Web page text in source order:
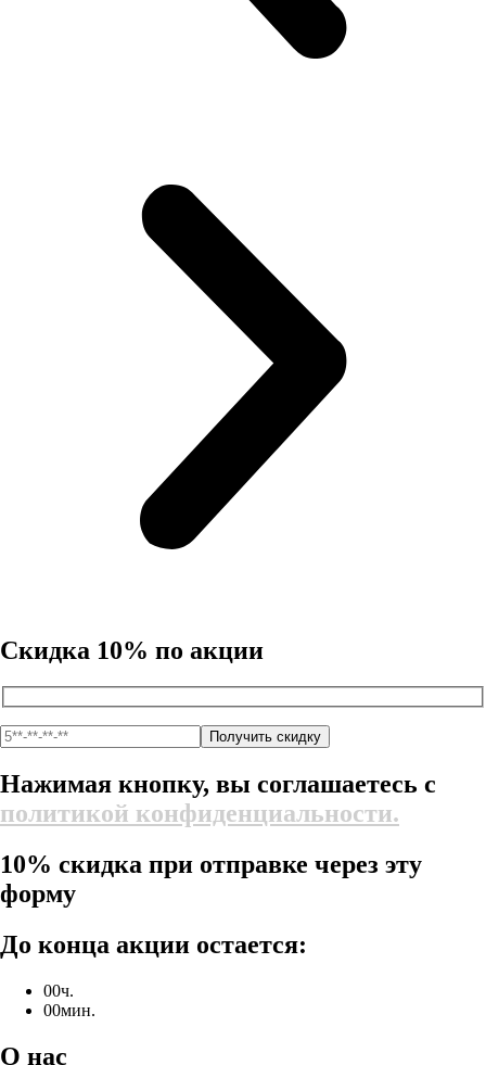
Скидка 10% по акции
Нажимая кнопку, вы соглашаетесь с
политикой конфиденциальности.
10% скидка при отправке через эту
форму
До конца акции остается:
00ч.
00мин.
О нас